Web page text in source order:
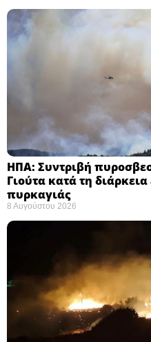
ΗΠΑ: Συντριβή
Γιούτα κατά τη
πυρκαγιάς ​
8 Αυγούστου 2026